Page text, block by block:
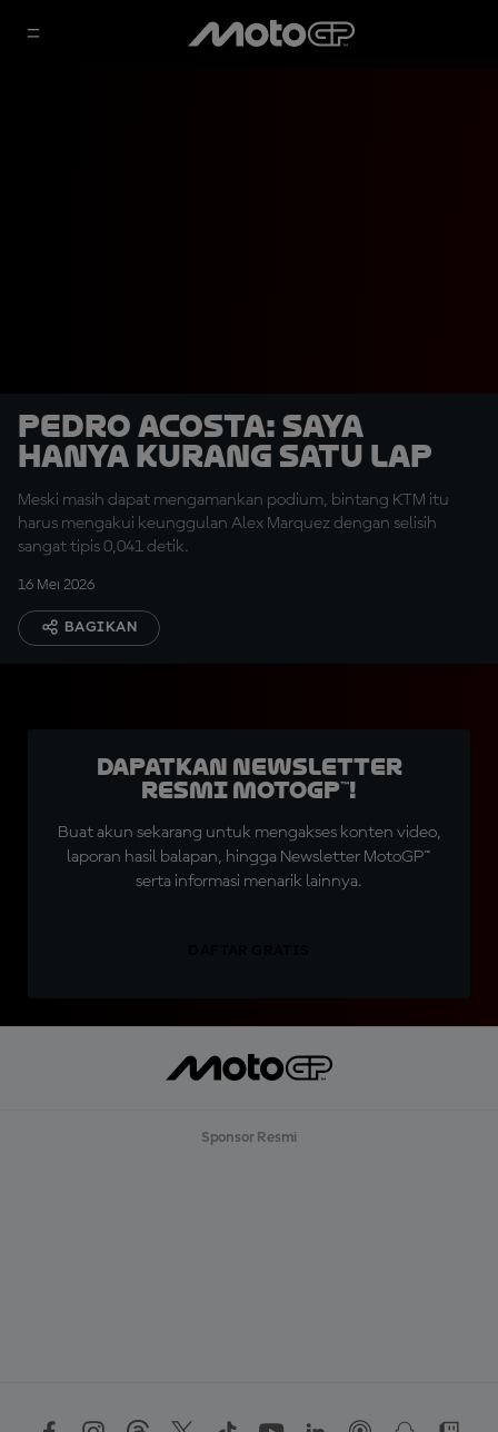
Pedro Acosta: Saya
Hanya Kurang Satu Lap
Meski masih dapat mengamankan podium, bintang KTM itu
harus mengakui keunggulan Alex Marquez dengan selisih
sangat tipis 0,041 detik.
16 Mei 2026
BAGIKAN
Dapatkan Newsletter
Resmi MotoGP™!
Buat akun sekarang untuk mengakses konten video,
laporan hasil balapan, hingga Newsletter MotoGP™
serta informasi menarik lainnya.
Sponsor Resmi